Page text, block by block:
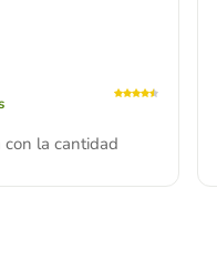
con la cantidad